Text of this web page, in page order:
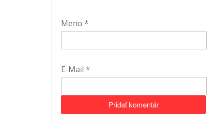
Meno*
E-Mail*